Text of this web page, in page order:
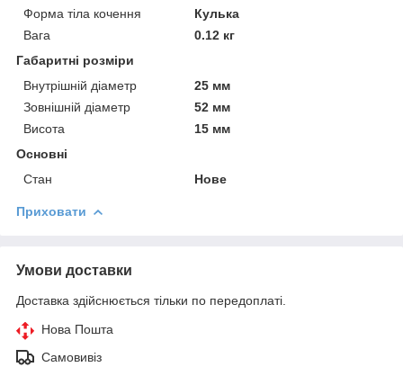
Форма тіла кочення
Кулька
Вага
0.12 кг
Габаритні розміри
Внутрішній діаметр
25 мм
Зовнішній діаметр
52 мм
Висота
15 мм
Основні
Стан
Нове
Приховати
Умови доставки
Доставка здійснюється тільки по передоплаті.
Нова Пошта
Самовивіз